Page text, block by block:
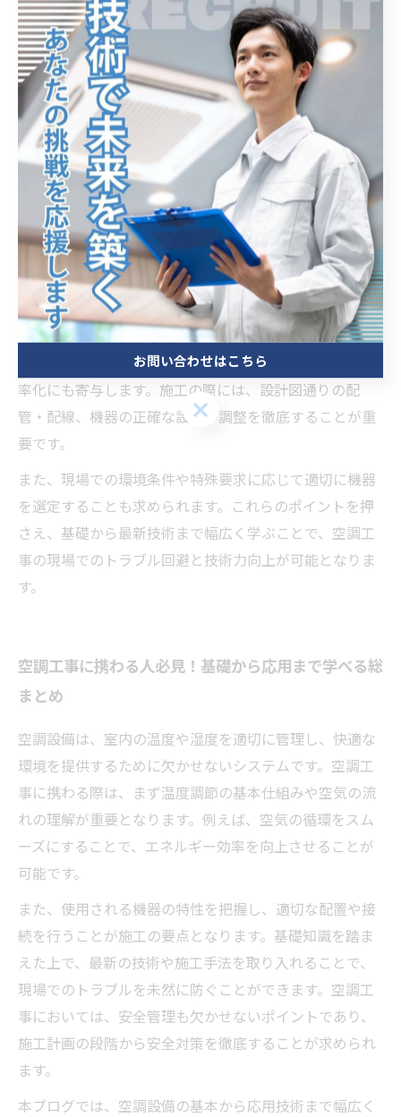
ます。
最新技術を取り入れた空調工事：トラブルを未然に防
ぐ秘訣
空調設備の施工現場で覚えておくべき基礎知識は、温度
調節や空気の流れ、機器の特性の理解に始まります。こ
れらを正確に把握することが、効率的で安全な作業につ
ながります。
近年では、省エネルギー性能を高めるための最新技術が
多く導入されており、IoTを活用した遠隔監視システムや
高度なセンサー技術などが挙げられます。これらの技術
は、施工後のトラブルを未然に防ぎ、メンテナンスの効
率化にも寄与します。施工の際には、設計図通りの配
管・配線、機器の正確な設置や調整を徹底することが重
要です。
また、現場での環境条件や特殊要求に応じて適切に機器
を選定することも求められます。これらのポイントを押
さえ、基礎から最新技術まで幅広く学ぶことで、空調工
事の現場でのトラブル回避と技術力向上が可能となりま
す。
空調工事に携わる人必見！基礎から応用まで学べる総
まとめ
空調設備は、室内の温度や湿度を適切に管理し、快適な
環境を提供するために欠かせないシステムです。空調工
事に携わる際は、まず温度調節の基本仕組みや空気の流
れの理解が重要となります。例えば、空気の循環をスム
ーズにすることで、エネルギー効率を向上させることが
可能です。
また、使用される機器の特性を把握し、適切な配置や接
続を行うことが施工の要点となります。基礎知識を踏ま
えた上で、最新の技術や施工手法を取り入れることで、
現場でのトラブルを未然に防ぐことができます。空調工
事においては、安全管理も欠かせないポイントであり、
施工計画の段階から安全対策を徹底することが求められ
ます。
本ブログでは、空調設備の基本から応用技術まで幅広く
お問い合わせはこちら
お問い合わせはこちら